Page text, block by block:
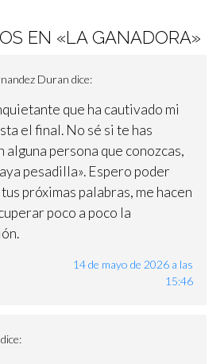
EN «LA GANADORA»
Duran dice:
que ha cautivado mi
el final. No sé si te has
alguna persona que conozcas,
pesadilla». Espero poder
próximas palabras, me hacen
poco a poco la
14 de mayo de 2026 a las
15:46
dice: